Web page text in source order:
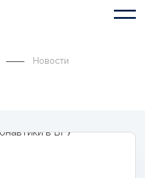
Новости